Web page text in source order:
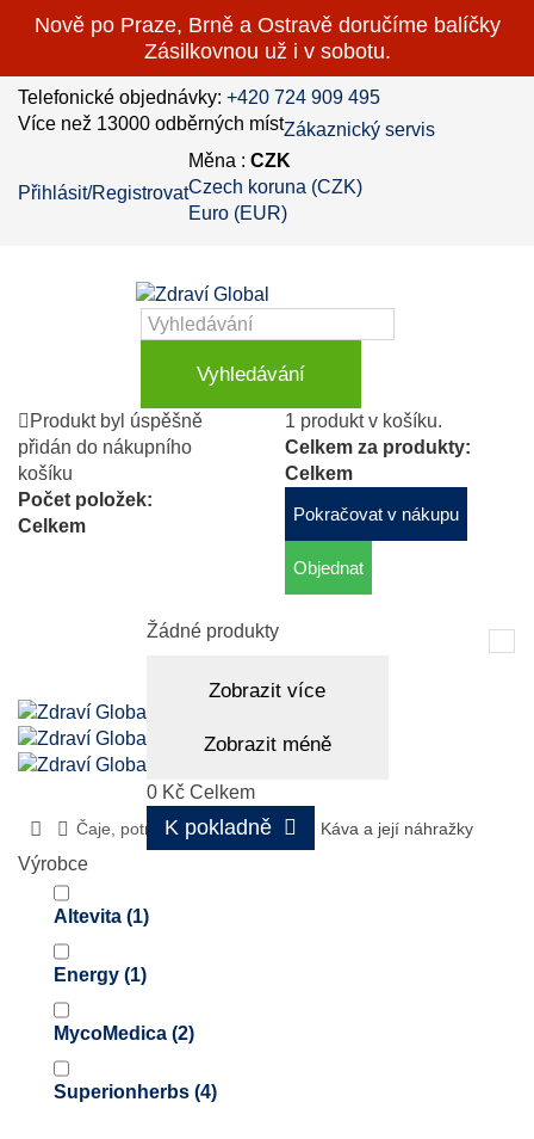
Nově po Praze, Brně a Ostravě doručíme balíčky
Zásilkovnou už i v sobotu.
Telefonické objednávky: +420 724 909 495
Více než 13000 odběrných místZákaznický servis
Přihlásit/Registrovat
Měna : CZK
Czech koruna (CZK)
Euro (EUR)
Vyhledávání
Košík
(prázdný)
Žádné produkty
Zobrazit více
Zobrazit méně
0 Kč Celkem
K pokladně
Produkt byl úspěšně
přidán do nákupního
košíku
Počet položek:
Celkem
1 produkt v košíku.
Celkem za produkty:
Celkem
Pokračovat v nákupu
Objednat
Čaje, potraviny Nápoje Káva a její náhražky
Výrobce
Altevita (1)
Energy (1)
MycoMedica (2)
Superionherbs (4)